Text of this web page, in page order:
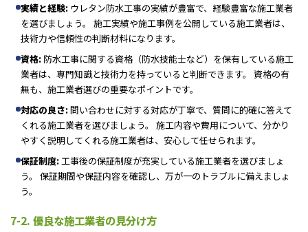
実績と経験: ウレタン防水工事の実績が豊富で、経験豊富な施工業者
を選びましょう。 施工実績や施工事例を公開している施工業者は、
技術力や信頼性の判断材料になります。
資格: 防水工事に関する資格（防水技能士など）を保有している施工
業者は、専門知識と技術力を持っていると判断できます。 資格の有
無も、施工業者選びの重要なポイントです。
対応の良さ:問い合わせに対する対応が丁寧で、質問に的確に答えて
くれる施工業者を選びましょう。 施工内容や費用について、分かり
やすく説明してくれる施工業者は、安心して任せられます。
保証制度: 工事後の保証制度が充実している施工業者を選びましょ
う。 保証期間や保証内容を確認し、万が一のトラブルに備えましょ
う。
7-2. 優良な施工業者の見分け方